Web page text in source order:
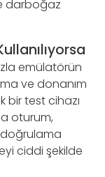
darboğaz
emülatörün
ve donanım
bir test cihazı
oturum,
ciddi şekilde